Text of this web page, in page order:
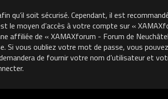
qu’il soit sécurisé. Cependant, il est
moyen d’accès à votre compte sur «
affiliée de « XAMAXforum - Forum de
vous oubliez votre mot de passe, vous
de fournir votre nom d’utilisateur et